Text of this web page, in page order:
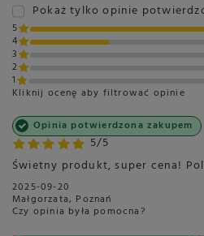
Pokaż tylko opinie
5
4
3
2
1
Kliknij ocenę aby filtrować opinie
5/5
Opinia potwierdzona zakupem
Świetny produkt, super cena!
2025-09-20
Małgorzata, Poznań
Czy opinia była pomocna?